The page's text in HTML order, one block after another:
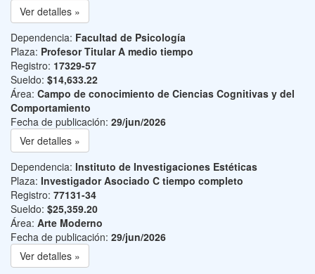
Ver detalles »
Dependencia: Facultad de Psicología
Plaza: Profesor Titular A medio tiempo
Registro: 17329-57
Sueldo: $14,633.22
Área: Campo de conocimiento de Ciencias Cognitivas y del
Comportamiento
Fecha de publicación: 29/jun/2026
Ver detalles »
Dependencia: Instituto de Investigaciones Estéticas
Plaza: Investigador Asociado C tiempo completo
Registro: 77131-34
Sueldo: $25,359.20
Área: Arte Moderno
Fecha de publicación: 29/jun/2026
Ver detalles »